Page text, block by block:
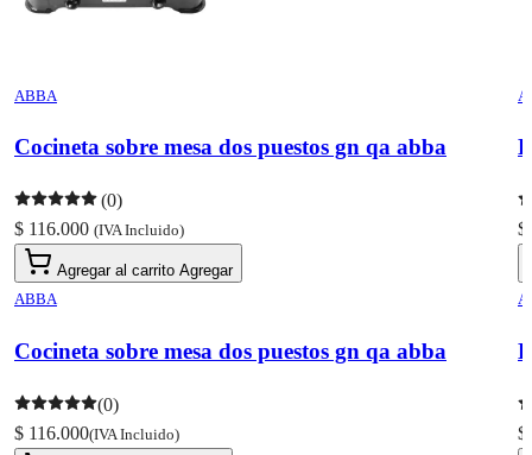
ABBA
Cocineta sobre mesa dos puestos gn qa abba
(0)
$ 116.000 (IVA Incluido)
Agregar al carrito Agregar
ABBA
Cocineta sobre mesa dos puestos gn qa abba
(0)
$ 116.000(IVA Incluido)
$
$